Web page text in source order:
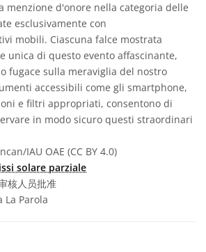
menzione d'onore nella categoria delle
esclusivamente con
mobili. Ciascuna falce mostrata
unica di questo evento affascinante,
fugace sulla meraviglia del nostro
accessibili come gli smartphone,
e filtri appropriati, consentono di
in modo sicuro questi straordinari
IAU OAE (CC BY 4.0)
solare parziale
核人员批准
La Parola